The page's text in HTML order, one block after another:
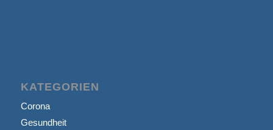
KATEGORIEN
Corona
Gesundheit